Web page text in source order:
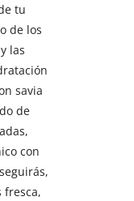
tu
de los
las
savia
de
con
fresca,